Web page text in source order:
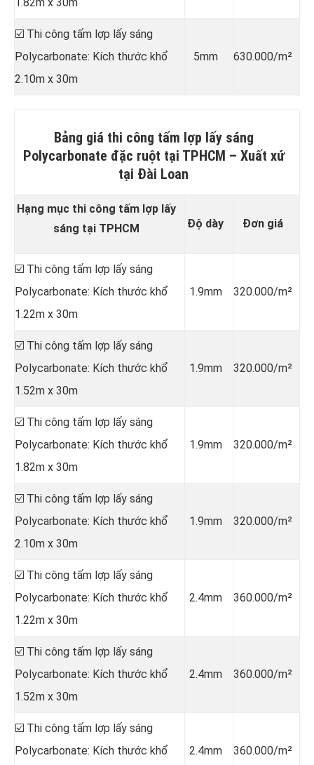
☑️ Thi công tấm lợp lấy sáng
Polycarbonate: Kích thước khổ
2.10m x 30m
5mm 630.000/m²
Bảng giá thi công tấm lợp lấy sáng
Polycarbonate đặc ruột tại TPHCM – Xuất xứ
tại Đài Loan
Hạng mục thi công tấm lợp lấy
sáng tại TPHCM
Độ dày Đơn giá
☑️ Thi công tấm lợp lấy sáng
Polycarbonate: Kích thước khổ
1.22m x 30m
1.9mm 320.000/m²
☑️ Thi công tấm lợp lấy sáng
Polycarbonate: Kích thước khổ
1.52m x 30m
1.9mm 320.000/m²
☑️ Thi công tấm lợp lấy sáng
Polycarbonate: Kích thước khổ
1.82m x 30m
1.9mm 320.000/m²
☑️ Thi công tấm lợp lấy sáng
Polycarbonate: Kích thước khổ
2.10m x 30m
1.9mm 320.000/m²
☑️ Thi công tấm lợp lấy sáng
Polycarbonate: Kích thước khổ
1.22m x 30m
2.4mm 360.000/m²
☑️ Thi công tấm lợp lấy sáng
Polycarbonate: Kích thước khổ
1.52m x 30m
2.4mm 360.000/m²
☑️ Thi công tấm lợp lấy sáng
Polycarbonate: Kích thước khổ
2.4mm 360.000/m²